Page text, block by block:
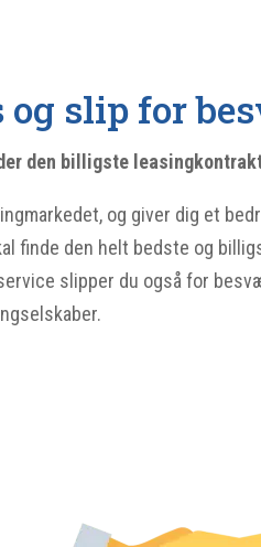
og slip for
den billigste
og giver dig et
finde den helt bedste og
slipper du også for